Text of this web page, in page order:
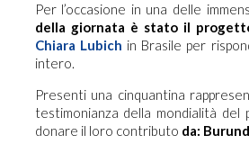
Per l’occasione in una delle
della giornata è stato il
Chiara Lubich in Brasile per
intero.
Presenti una cinquantina
testimonianza della mondialità del
donare il loro contributo da: